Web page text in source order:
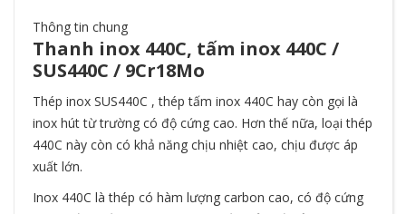
Thông tin chung
Thanh inox 440C, tấm inox 440C /
SUS440C / 9Cr18Mo
Thép inox SUS440C ,thép tấm inox 440C hay còn gọi là
inox hút từ trường có độ cứng cao. Hơn thế nữa, loại thép
440C này còn có khả năng chịu nhiệt cao, chịu được áp
xuất lớn.
Inox 440C là thép có hàm lượng carbon cao, có độ cứng